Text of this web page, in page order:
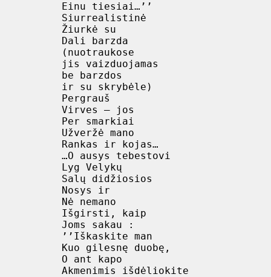
Einu tiesiai…’’
Siurrealistinė
Žiurkė su
Dali barzda
(nuotraukose
jis vaizduojamas
be barzdos
ir su skrybėle)
Pergrauš
Virves – jos
Per smarkiai
Užveržė mano
Rankas ir kojas…
…O ausys tebestovi
Lyg Velykų
Salų didžiosios
Nosys ir
Nė nemano
Išgirsti, kaip
Joms sakau :
’’Iškaskite man
Kuo gilesnę duobę,
O ant kapo
Akmenimis išdėliokite